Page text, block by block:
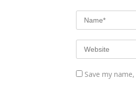
Save my